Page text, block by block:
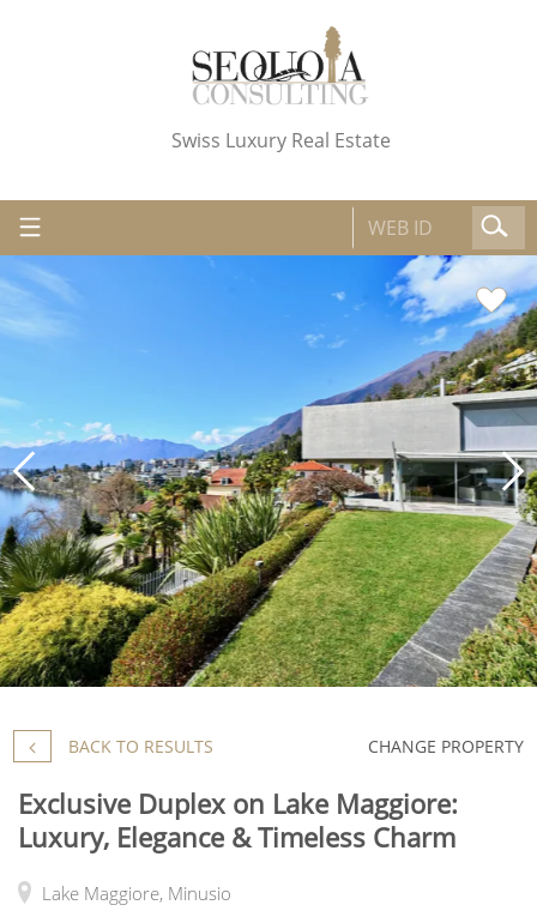
Swiss Luxury Real Estate
BACK TO RESULTS CHANGE PROPERTY
Exclusive Duplex on Lake Maggiore:
Luxury, Elegance & Timeless Charm
Lake Maggiore, Minusio